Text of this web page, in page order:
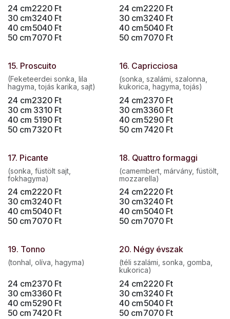
24 cm2220 Ft
30 cm3240 Ft
40 cm5040 Ft
50 cm7070 Ft
24 cm2220Ft
30 cm3240Ft
40 cm5040Ft
50 cm7070Ft
15. Proscuito
(Feketeerdei sonka, lila
hagyma, tojás karika, sajt)
24 cm2320 Ft
30 cm 3310 Ft
40 cm 5190 Ft
50 cm7320 Ft
16. Capricciosa
(sonka, szalámi, szalonna,
kukorica, hagyma, tojás)
24 cm2370Ft
30 cm3360Ft
40 cm5290Ft
50 cm 7420Ft
17. Picante
(sonka, füstölt sajt,
fokhagyma)
24 cm2220 Ft
30 cm3240 Ft
40 cm5040 Ft
50 cm7070 Ft
18. Quattro formaggi
(camembert, márvány, füstölt,
mozzarella)
24 cm2220Ft
30 cm3240Ft
40 cm5040Ft
50 cm7070Ft
19. Tonno
(tonhal, olíva, hagyma)
24 cm2370 Ft
30 cm3360 Ft
40 cm5290 Ft
50 cm 7420 Ft
20. Négy évszak
(téli szalámi, sonka, gomba,
kukorica)
24 cm2220Ft
30 cm3240Ft
40 cm5040Ft
50 cm7070Ft